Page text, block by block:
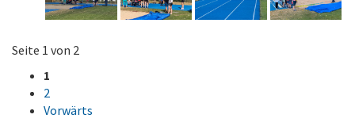
Seite 1 von 2
1
2
Vorwärts